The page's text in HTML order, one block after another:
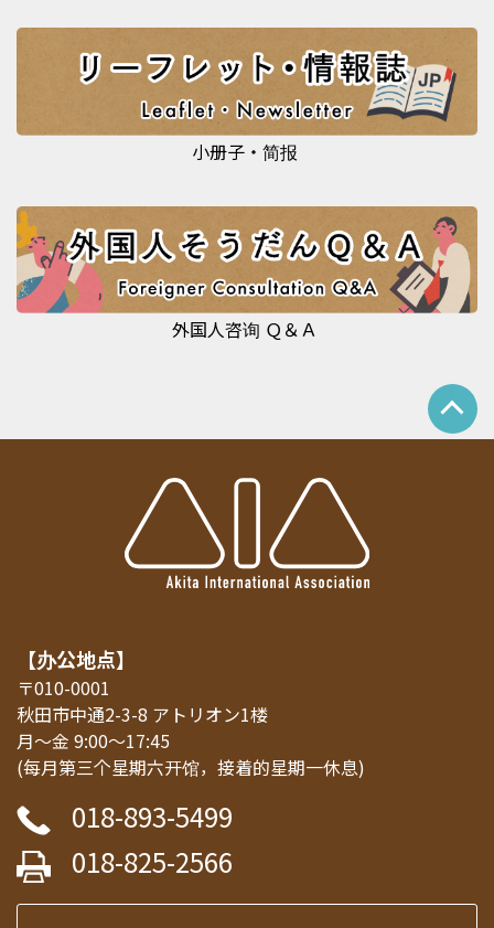
小册子・简报
外国人咨询 Ｑ＆Ａ
【办公地点】
〒010-0001
秋田市中通2-3-8 アトリオン1楼
月～金 9:00～17:45
(每月第三个星期六开馆，接着的星期一休息)
018-893-5499
018-825-2566